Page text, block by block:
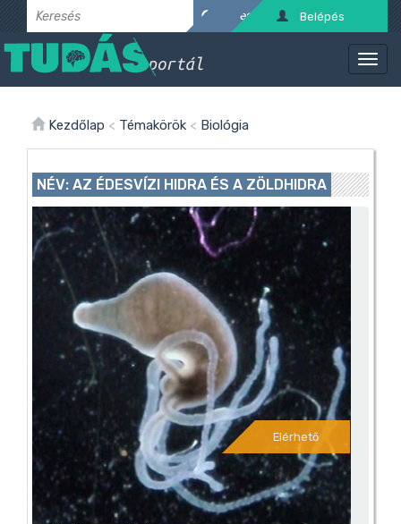
Belépés
Kezdőlap < Témakörök < Biológia
NÉV: AZ ÉDESVÍZI HIDRA ÉS A ZÖLDHIDRA
Elérhető